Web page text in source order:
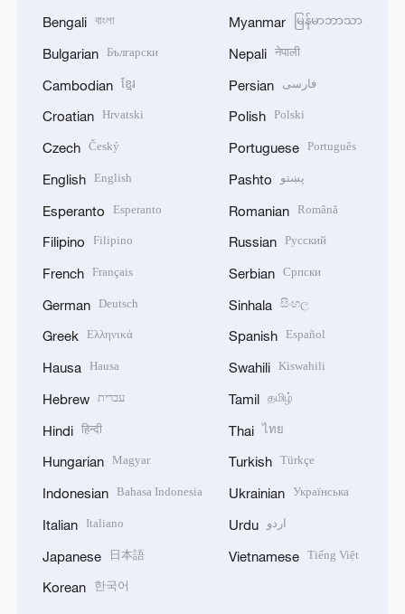
Bengali বাংলা
Bulgarian Български
Cambodian ខ្មែរ
Croatian Hrvatski
Czech Český
English English
Esperanto Esperanto
Filipino Filipino
French Français
German Deutsch
Greek Ελληνικά
Hausa Hausa
Hebrew עברית
Hindi हिन्दी
Hungarian Magyar
Indonesian Bahasa Indonesia
Italian Italiano
Japanese 日本語
Korean 한국어
Myanmar မြန်မာဘာသာ
Nepali नेपाली
Persian فارسی
Polish Polski
Portuguese Português
Pashto پښتو
Romanian Română
Russian Русский
Serbian Српски
Sinhala සිංහල
Spanish Español
Swahili Kiswahili
Tamil தமிழ்
Thai ไทย
Turkish Türkçe
Ukrainian Українська
Urdu اردو
Vietnamese Tiếng Việt